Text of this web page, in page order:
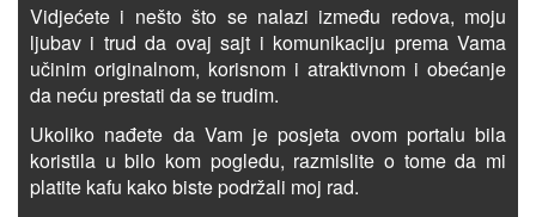
Vidjećete i nešto što se nalazi između redova, moju
ljubav i trud da ovaj sajt i komunikaciju prema Vama
učinim originalnom, korisnom i atraktivnom i obećanje
da neću prestati da se trudim.
Ukoliko nađete da Vam je posjeta ovom portalu bila
koristila u bilo kom pogledu, razmislite o tome da mi
platite kafu kako biste podržali moj rad.